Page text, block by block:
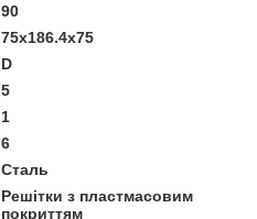
90
75x186.4x75
D
5
1
6
Сталь
Решітки з пластмасовим
покриттям